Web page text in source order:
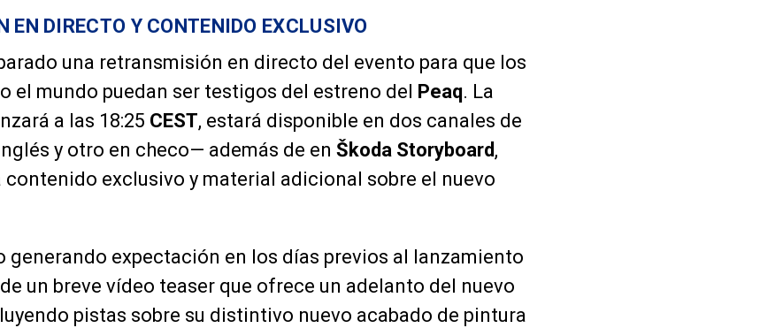
EN DIRECTO Y CONTENIDO EXCLUSIVO
una retransmisión en directo del evento para que los
el mundo puedan ser testigos del estreno del Peaq. La
a las 18:25 CEST, estará disponible en dos canales de
y otro en checo— además de en Škoda Storyboard,
contenido exclusivo y material adicional sobre el nuevo
generando expectación en los días previos al lanzamiento
un breve vídeo teaser que ofrece un adelanto del nuevo
pistas sobre su distintivo nuevo acabado de pintura